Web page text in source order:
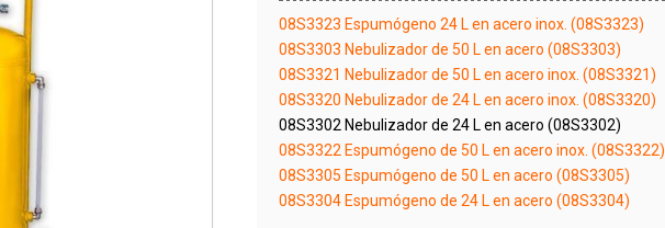
08S3323 Espumógeno 24 L en acero inox. (08S3323)
08S3303 Nebulizador de 50 L en acero (08S3303)
08S3321 Nebulizador de 50 L en acero inox. (08S3321)
08S3320 Nebulizador de 24 L en acero inox. (08S3320)
08S3302 Nebulizador de 24 L en acero (08S3302)
08S3322 Espumógeno de 50 L en acero inox. (08S3322)
08S3305 Espumógeno de 50 L en acero (08S3305)
08S3304 Espumógeno de 24 L en acero (08S3304)